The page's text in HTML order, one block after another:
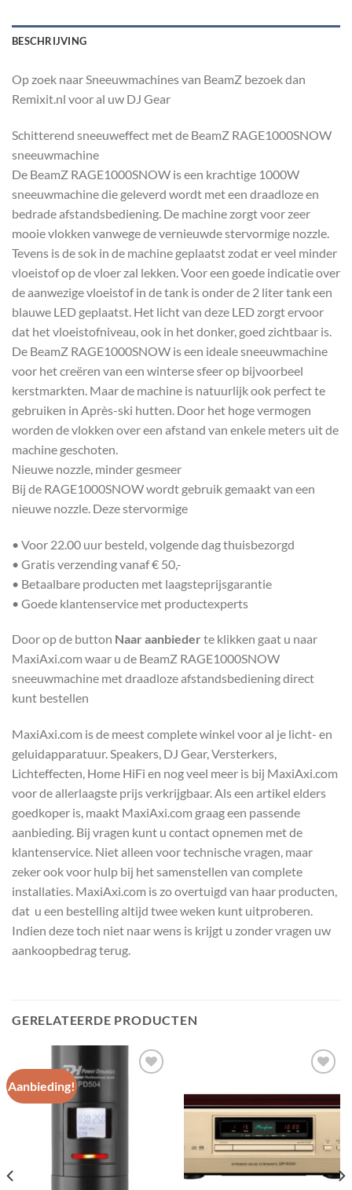
BESCHRIJVING
Op zoek naar Sneeuwmachines van BeamZ bezoek dan
Remixit.nl voor al uw DJ Gear
Schitterend sneeuweffect met de BeamZ RAGE1000SNOW
sneeuwmachine
De BeamZ RAGE1000SNOW is een krachtige 1000W
sneeuwmachine die geleverd wordt met een draadloze en
bedrade afstandsbediening. De machine zorgt voor zeer
mooie vlokken vanwege de vernieuwde stervormige nozzle.
Tevens is de sok in de machine geplaatst zodat er veel minder
vloeistof op de vloer zal lekken. Voor een goede indicatie over
de aanwezige vloeistof in de tank is onder de 2 liter tank een
blauwe LED geplaatst. Het licht van deze LED zorgt ervoor
dat het vloeistofniveau, ook in het donker, goed zichtbaar is.
De BeamZ RAGE1000SNOW is een ideale sneeuwmachine
voor het creëren van een winterse sfeer op bijvoorbeel
kerstmarkten. Maar de machine is natuurlijk ook perfect te
gebruiken in Après-ski hutten. Door het hoge vermogen
worden de vlokken over een afstand van enkele meters uit de
machine geschoten.
Nieuwe nozzle, minder gesmeer
Bij de RAGE1000SNOW wordt gebruik gemaakt van een
nieuwe nozzle. Deze stervormige
• Voor 22.00 uur besteld, volgende dag thuisbezorgd
• Gratis verzending vanaf € 50,-
• Betaalbare producten met laagsteprijsgarantie
• Goede klantenservice met productexperts
Door op de button Naar aanbieder te klikken gaat u naar
MaxiAxi.com waar u de BeamZ RAGE1000SNOW
sneeuwmachine met draadloze afstandsbediening direct
kunt bestellen
MaxiAxi.com is de meest complete winkel voor al je licht- en
geluidapparatuur. Speakers, DJ Gear, Versterkers,
Lichteffecten, Home HiFi en nog veel meer is bij MaxiAxi.com
voor de allerlaagste prijs verkrijgbaar. Als een artikel elders
goedkoper is, maakt MaxiAxi.com graag een passende
aanbieding. Bij vragen kunt u contact opnemen met de
klantenservice. Niet alleen voor technische vragen, maar
zeker ook voor hulp bij het samenstellen van complete
installaties. MaxiAxi.com is zo overtuigd van haar producten,
dat u een bestelling altijd twee weken kunt uitproberen.
Indien deze toch niet naar wens is krijgt u zonder vragen uw
aankoopbedrag terug.
GERELATEERDE PRODUCTEN
Aanbieding!
Toevoegen
aan
wenslijst